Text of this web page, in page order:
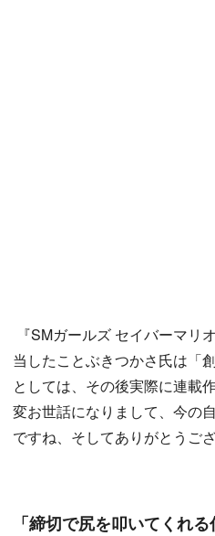
『SMガールズ セイバーマリ
当したことぶきつかさ氏は「
としては、その後実際に連載
変お世話になりまして、今の
ですね、そしてありがとうご
「締切で尻を叩いてくれ